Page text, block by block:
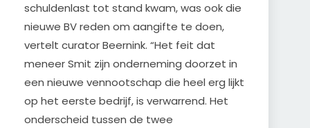
schuldenlast tot stand kwam, was ook die
nieuwe BV reden om aangifte te doen,
vertelt curator Beernink. “Het feit dat
meneer Smit zijn onderneming doorzet in
een nieuwe vennootschap die heel erg lijkt
op het eerste bedrijf, is verwarrend. Het
onderscheid tussen de twee